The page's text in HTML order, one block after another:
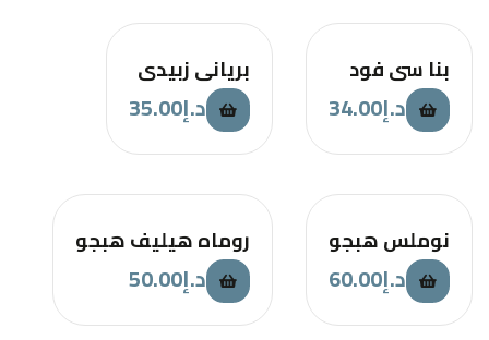
بنا سي فود
د.إ34.00
برياني زبيدي
د.إ35.00
نوملس هبجو
د.إ60.00
روماه هيليف هبجو
د.إ50.00